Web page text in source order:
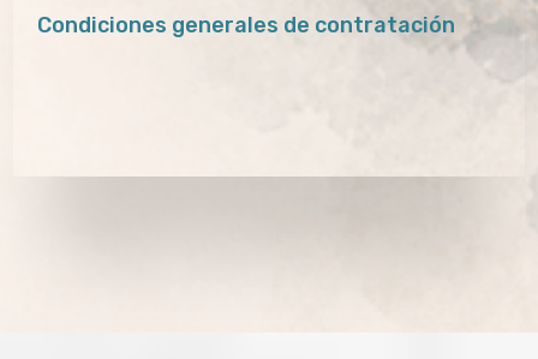
Condiciones generales de contratación